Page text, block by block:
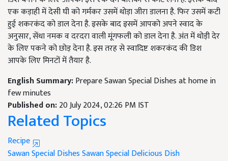
एक कड़ाही में देसी घी को गर्मकर उसमें थोड़ा जीरा डालना है. फिर उसमें कटी
हुई शकरकंद को डाल देना है. इसके बाद इसमें आपको अपने स्वाद के
अनुसार, सेंधा नमक व दरदरा वाली मूंगफली को डाल देना है. अंत में थोड़ी देर
के लिए पकने को छोड़ देना है. इस तरह से स्वादिष्ट शकरकंद की डिश
आपके लिए मिनटों में तैयार है.
English Summary:Prepare Sawan Special Dishes at home in
few minutes
Published on:20 July 2024, 02:26 PM IST
Related Topics
Recipe
Sawan Special DishesSawan SpecialDelicious Dish